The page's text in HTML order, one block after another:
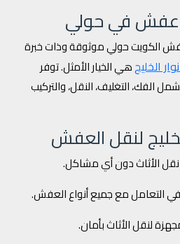
في حولي
الكويت حولي موثوقة وذات خبرة
الخليجهي الخيار الأمثل. توفر
الفك، التغليف، النقل، والتركيب
لنقل العفش
الأثاث دون أي مشاكل.
في التعامل مع جميع أنواع العفش.
لنقل الأثاث بأمان.